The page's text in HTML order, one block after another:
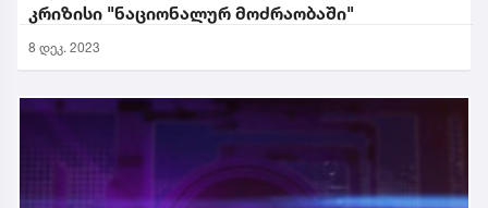
კრიზისი "ნაციონალურ მოძრაობაში"
8 დეკ. 2023